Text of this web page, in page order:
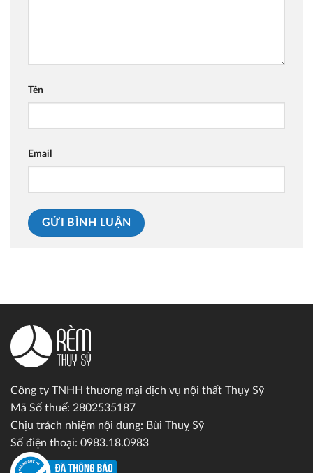
Tên
Email
Công ty TNHH thương mại dịch vụ nội thất Thụy Sỹ
Mã Số thuế: 2802535187
Chịu trách nhiệm nội dung: Bùi Thuỵ Sỹ
Số điện thoại: 0983.18.0983